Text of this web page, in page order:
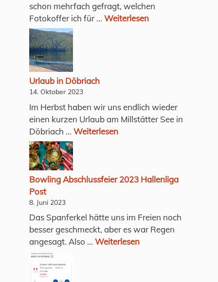
schon mehrfach gefragt, welchen
Fotokoffer ich für ... Weiterlesen
Urlaub in Döbriach
14. Oktober 2023
Im Herbst haben wir uns endlich wieder
einen kurzen Urlaub am Millstätter See in
Döbriach ... Weiterlesen
Bowling Abschlussfeier 2023 Hallenliga
Post
8. Juni 2023
Das Spanferkel hätte uns im Freien noch
besser geschmeckt, aber es war Regen
angesagt. Also ... Weiterlesen